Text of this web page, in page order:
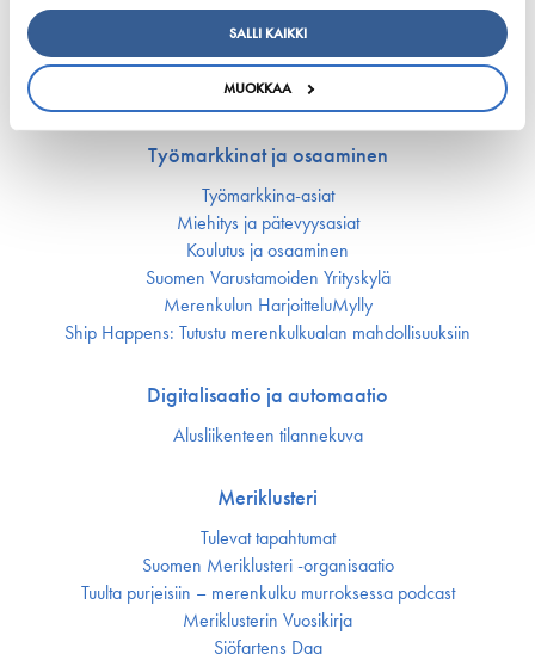
SALLI KAIKKI
MUOKKAA
Ympäristö ja ilmasto
Varustamot panostavat uuteen teknologiaan ja
ympäristöystävällisiin ratkaisuihin uusissa aluksissa
Turvallisuus
Työmarkkinat ja osaaminen
Työmarkkina-asiat
Miehitys ja pätevyys­asiat
Koulutus ja osaaminen
Suomen Varustamoiden Yrityskylä
Merenkulun HarjoitteluMylly
Ship Happens: Tutustu merenkulkualan mahdollisuuksiin
Digitalisaatio ja automaatio
Alusliikenteen tilannekuva
Meriklusteri
Tulevat tapahtumat
Suomen Meriklusteri -organisaatio
Tuulta purjeisiin – merenkulku murroksessa podcast
Meriklusterin Vuosikirja
Sjöfartens Dag